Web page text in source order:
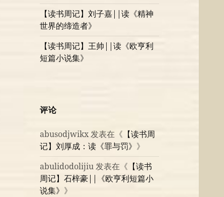
【读书周记】刘子嘉||读《精神
世界的缔造者》
【读书周记】王帅||读《欧亨利
短篇小说集》
评论
abusodjwikx发表在《 【读书周
记】刘厚成：读《罪与罚》 》
abulidodolijiu发表在《 【读书
周记】石梓豪||《欧亨利短篇小
说集》 》